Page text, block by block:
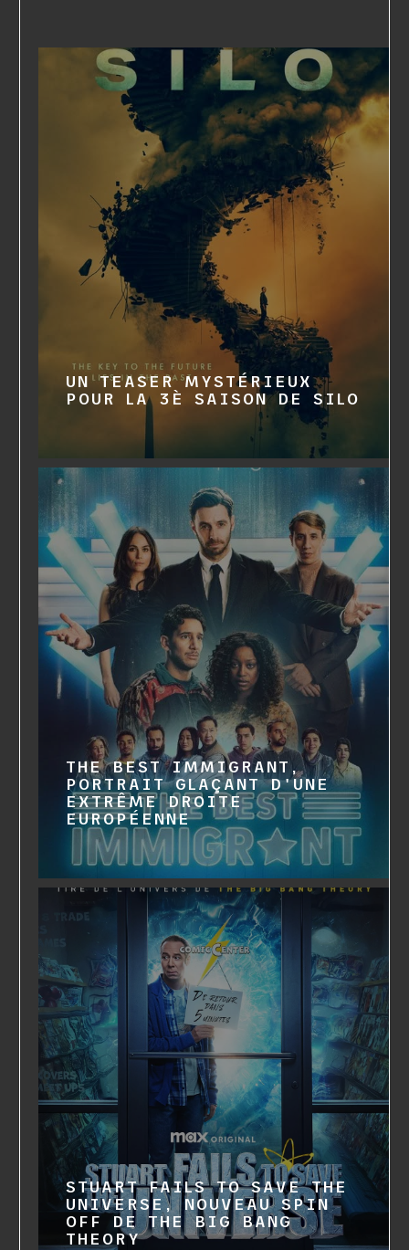
UN TEASER MYSTÉRIEUX
POUR LA 3È SAISON DE SILO
THE BEST IMMIGRANT,
PORTRAIT GLAÇANT D'UNE
EXTRÊME DROITE
EUROPÉENNE
STUART FAILS TO SAVE THE
UNIVERSE, NOUVEAU SPIN
OFF DE THE BIG BANG
THEORY